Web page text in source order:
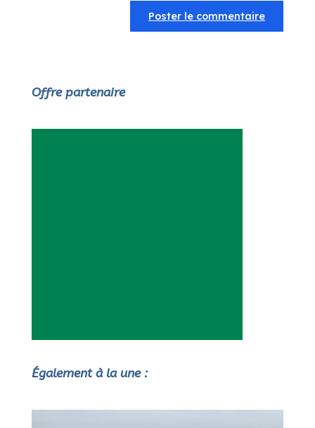
Offre partenaire
Également à la une :